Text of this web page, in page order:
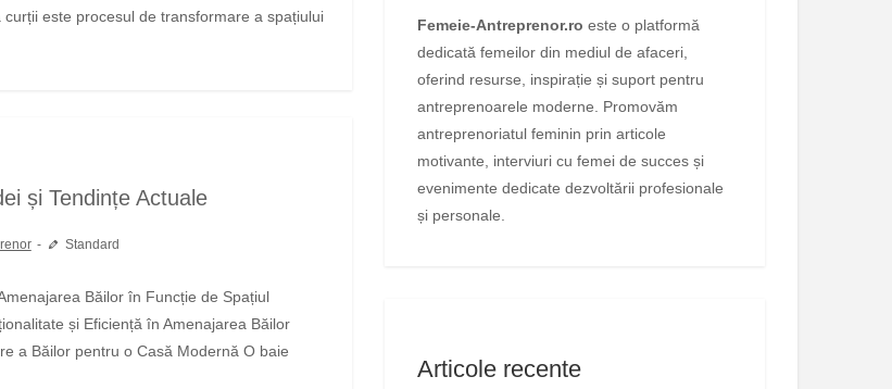
este procesul de transformare a spațiului
și Tendințe Actuale
Standard
și Eficiență în Amenajarea Băilor
a Băilor pentru o Casă Modernă O baie
Femeie-Antreprenor.ro este o platformă
dedicată femeilor din mediul de afaceri,
oferind resurse, inspirație și suport pentru
antreprenoarele moderne. Promovăm
antreprenoriatul feminin prin articole
motivante, interviuri cu femei de succes și
evenimente dedicate dezvoltării profesionale
și personale.
Articole recente